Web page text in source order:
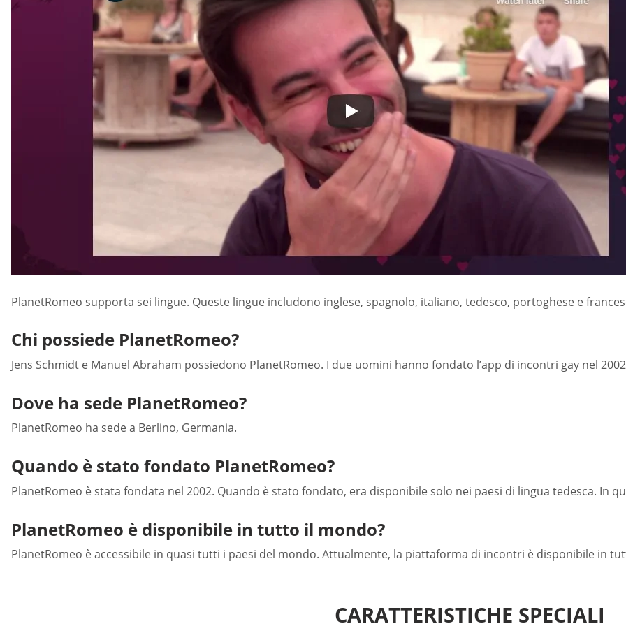
PlanetRomeo supporta sei lingue. Queste lingue includono inglese, spagnolo, italiano, tedesco, portoghese e
Chi possiede PlanetRomeo?
Jens Schmidt e Manuel Abraham possiedono PlanetRomeo. I due uomini hanno fondato l’app di incontri gay nel
Dove ha sede PlanetRomeo?
PlanetRomeo ha sede a Berlino, Germania.
Quando è stato fondato PlanetRomeo?
PlanetRomeo è stata fondata nel 2002. Quando è stato fondato, era disponibile solo nei paesi di lingua tedesca. In
PlanetRomeo è disponibile in tutto il mondo?
PlanetRomeo è accessibile in quasi tutti i paesi del mondo. Attualmente, la piattaforma di incontri è disponibile in
CARATTERISTICHE SPECIALI